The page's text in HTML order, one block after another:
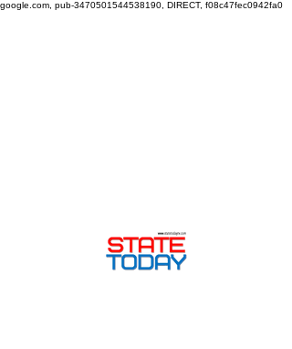
google.com, pub-3470501544538190, DIRECT, f08c47fec0942fa0